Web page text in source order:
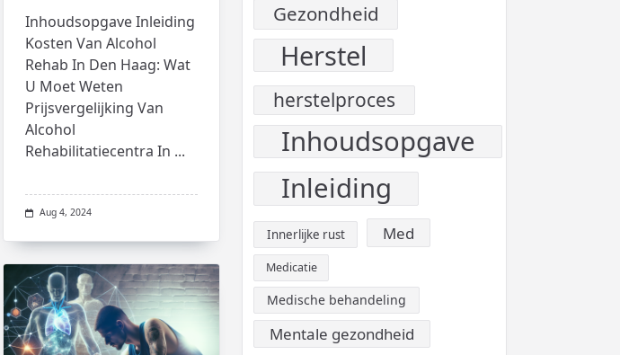
Inhoudsopgave Inleiding
Kosten Van Alcohol
Rehab In Den Haag: Wat
U Moet Weten
Prijsvergelijking Van
Alcohol
Rehabilitatiecentra In ...
Aug 4, 2024
Gezondheid
Herstel
herstelproces
Inhoudsopgave
Inleiding
Innerlijke rust Med
Medicatie
Medische behandeling
Mentale gezondheid